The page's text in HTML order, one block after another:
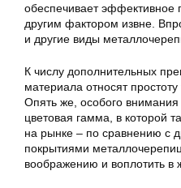
обеспечивает эффективное
другим фактором извне.
и другие виды
К числу дополнительных
материала относят
Опять же, особого
цветовая гамма, в которой
на рынке – по сравнению с
покрытиями
воображению и воплотить в